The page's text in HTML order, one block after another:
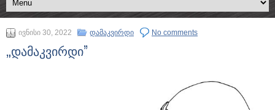
ივნისი 30, 2022 დამაკვირდი No comments
„დამაკვირდი”